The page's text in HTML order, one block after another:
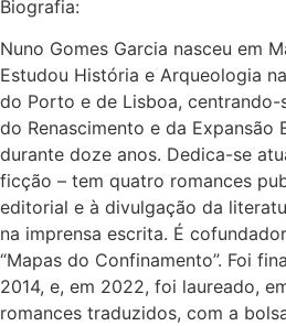
Biografia:
Nuno Gomes Garcia nasceu em
Estudou História e Arqueologia
do Porto e de Lisboa, centrando-
do Renascimento e da Expansão
durante doze anos. Dedica-se
ficção – tem quatro romances
editorial e à divulgação da
na imprensa escrita. É
“Mapas do Confinamento”. Foi
2014, e, em 2022, foi laureado,
romances traduzidos, com a